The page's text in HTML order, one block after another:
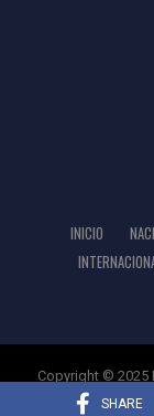
SHARE
INICIO
Copyright © 2025